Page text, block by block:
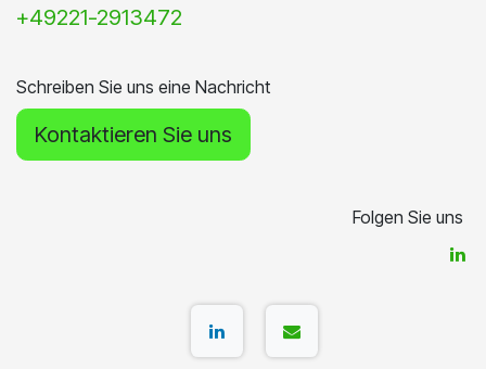
+49221-2913472
Schreiben Sie uns eine Nachricht
Kontaktieren Sie uns
Folgen Sie uns